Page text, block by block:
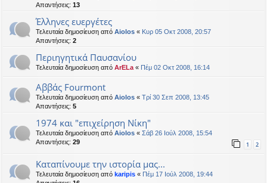
Απαντήσεις: 13
Έλληνες ευεργέτες
Τελευταία δημοσίευση από Aiolos « Κυρ 05 Οκτ 2008, 20:57
Απαντήσεις: 2
Περιηγητικά Παυσανίου
Τελευταία δημοσίευση από ArELa « Πέμ 02 Οκτ 2008, 16:14
Αββάς Fourmont
Τελευταία δημοσίευση από Aiolos « Τρί 30 Σεπ 2008, 13:45
Απαντήσεις: 5
1974 και "επιχείρηση Νίκη"
Τελευταία δημοσίευση από Aiolos « Σάβ 26 Ιούλ 2008, 15:54
Απαντήσεις: 29 1 2
Καταπίνουμε την ιστορία μας...
Τελευταία δημοσίευση από karipis « Πέμ 17 Ιούλ 2008, 19:44